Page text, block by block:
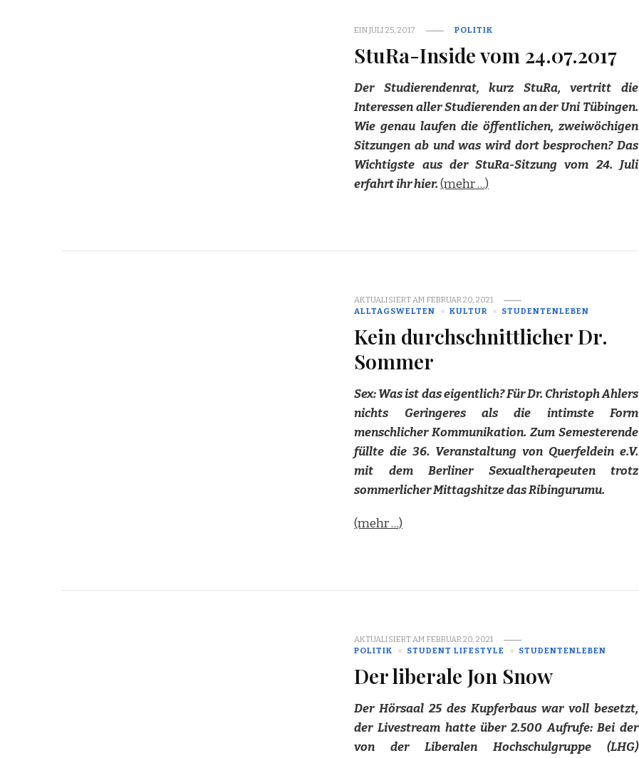
EINJULI 25, 2017 POLITIK
StuRa-Inside vom 24.07.2017
Der Studierendenrat, kurz StuRa, vertritt die
Interessen aller Studierenden an der Uni Tübingen.
Wie genau laufen die öffentlichen, zweiwöchigen
Sitzungen ab und was wird dort besprochen? Das
Wichtigste aus der StuRa-Sitzung vom 24. Juli
erfahrt ihr hier. (mehr …)
AKTUALISIERT AMFEBRUAR 20, 2021
ALLTAGSWELTEN
KULTUR STUDENTENLEBEN
Kein durchschnittlicher Dr.
Sommer
Sex: Was ist das eigentlich? Für Dr. Christoph Ahlers
nichts Geringeres als die intimste Form
menschlicher Kommunikation. Zum Semesterende
füllte die 36. Veranstaltung von Querfeldein e.V.
mit dem Berliner Sexualtherapeuten trotz
sommerlicher Mittagshitze das Ribingurumu.
(mehr …)
AKTUALISIERT AMFEBRUAR 20, 2021
POLITIK
STUDENT LIFESTYLE STUDENTENLEBEN
Der liberale Jon Snow
Der Hörsaal 25 des Kupferbaus war voll besetzt,
der Livestream hatte über 2.500 Aufrufe: Bei der
von der Liberalen Hochschulgruppe (LHG)